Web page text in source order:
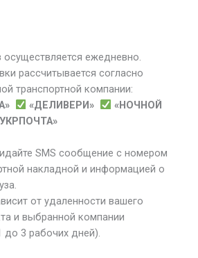
осуществляется ежедневно.
рассчитывается согласно
транспортной компании:
«ДЕЛИВЕРИ»
«НОЧНОЙ
SMS сообщение с номером
накладной и информацией о
от удаленности вашего
и выбранной компании
до 3 рабочих дней).